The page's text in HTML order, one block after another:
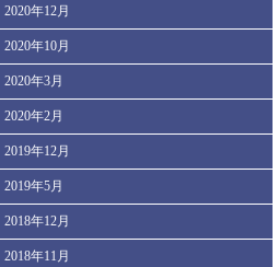
2020年12月
2020年10月
2020年3月
2020年2月
2019年12月
2019年5月
2018年12月
2018年11月